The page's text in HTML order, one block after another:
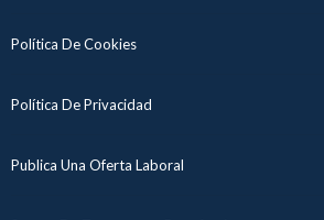
Política De Cookies
Política De Privacidad
Publica Una Oferta Laboral